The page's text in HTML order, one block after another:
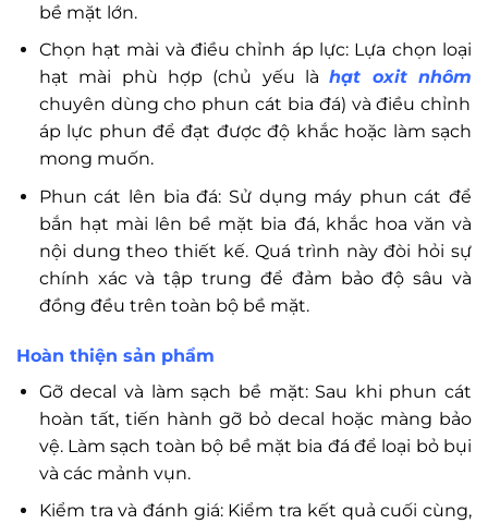
bề mặt lớn.
Chọn hạt mài và điều chỉnh áp lực: Lựa chọn loại
hạt mài phù hợp (chủ yếu làhạt oxit nhôm
chuyên dùng cho phun cát bia đá) và điều chỉnh
áp lực phun để đạt được độ khắc hoặc làm sạch
mong muốn.
Phun cát lên bia đá: Sử dụng máy phun cát để
bắn hạt mài lên bề mặt bia đá, khắc hoa văn và
nội dung theo thiết kế. Quá trình này đòi hỏi sự
chính xác và tập trung để đảm bảo độ sâu và
đồng đều trên toàn bộ bề mặt.
Hoàn thiện sản phẩm
Gỡ decal và làm sạch bề mặt: Sau khi phun cát
hoàn tất, tiến hành gỡ bỏ decal hoặc màng bảo
vệ. Làm sạch toàn bộ bề mặt bia đá để loại bỏ bụi
và các mảnh vụn.
Kiểm tra và đánh giá: Kiểm tra kết quả cuối cùng,